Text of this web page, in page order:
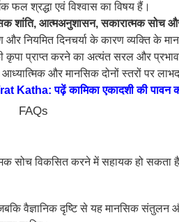
फल श्रद्धा एवं विश्वास का विषय हैं।
शांति, आत्मअनुशासन, सकारात्मक सोच
और नियमित दिनचर्या के कारण व्यक्ति के
कृपा प्राप्त करने का अत्यंत सरल और
और मानसिक दोनों स्तरों पर
Katha: पढ़ें कामिका एकादशी की पावन
FAQs
सोच विकसित करने में सहायक हो सकता
जबकि वैज्ञानिक दृष्टि से यह मानसिक